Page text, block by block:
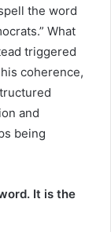
the word
What
triggered
coherence,
and
being
It is the